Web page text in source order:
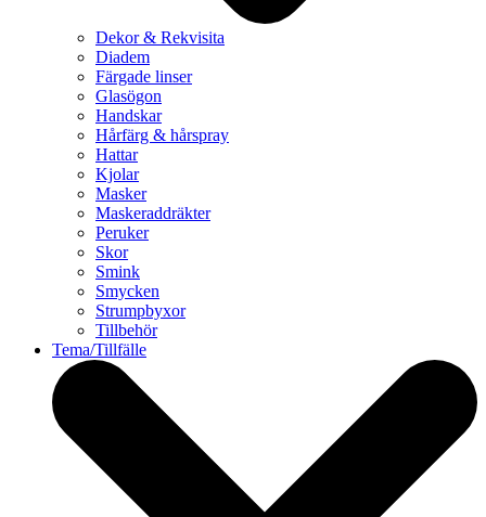
Dekor & Rekvisita
Diadem
Färgade linser
Glasögon
Handskar
Hårfärg & hårspray
Hattar
Kjolar
Masker
Maskeraddräkter
Peruker
Skor
Smink
Smycken
Strumpbyxor
Tillbehör
Tema/Tillfälle